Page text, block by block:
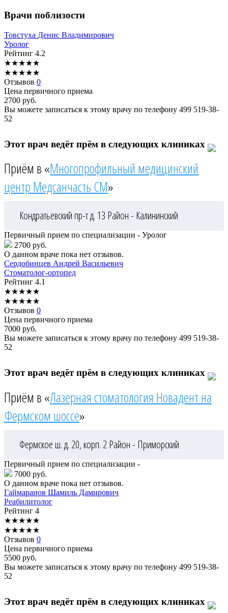
Врачи поблизости
Товстуха Денис Владимирович
Уролог
Рейтинг 4.2
★★★★★
★★★★★
Отзывов 0
Цена первичного приема
2700 руб.
Вы можете записаться к этому врачу по телефону 499 519-38-
52
Этот врач ведёт прём в следующих клиниках
Приём в «Многопрофильный медицинский
центр Медсанчасть СМ»
Кондратьевский пр-т д. 13 Район - Калининский
Первичный прием по специализации - Уролог
2700 руб.
О данном враче пока нет отзывов.
Сердобинцев Андрей Васильевич
Стоматолог-ортопед
Рейтинг 4.1
★★★★★
★★★★★
Отзывов 0
Цена первичного приема
7000 руб.
Вы можете записаться к этому врачу по телефону 499 519-38-
52
Этот врач ведёт прём в следующих клиниках
Приём в «Лазерная стоматология Новадент на
Фермском шоссе»
Фермское ш. д. 20, корп. 2 Район - Приморский
Первичный прием по специализации -
7000 руб.
О данном враче пока нет отзывов.
Гаймаранов Шамиль Дамирович
Реабилитолог
Рейтинг 4
★★★★★
★★★★★
Отзывов 0
Цена первичного приема
5500 руб.
Вы можете записаться к этому врачу по телефону 499 519-38-
52
Этот врач ведёт прём в следующих клиниках